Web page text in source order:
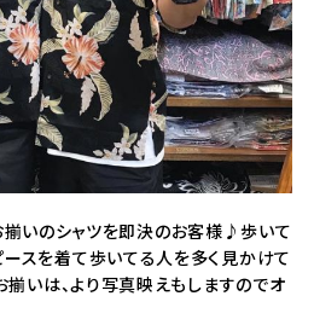
いのシャツを即決のお客様♪歩いて
スを着て歩いてる人を多く見かけて
揃いは、より写真映えもしますのでオ